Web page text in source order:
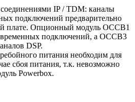
IP / TDM: каналы
подключений предварительно
плате. Опционный модуль OCCB1
подключений, а OCCB3
DSP.
питания необходим для
сбоя питания, т.к. невозможно
Powerbox.